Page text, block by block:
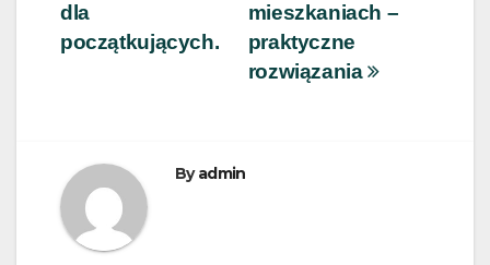
mieszkaniach –
praktyczne
rozwiązania
dla
początkujących.
Byadmin